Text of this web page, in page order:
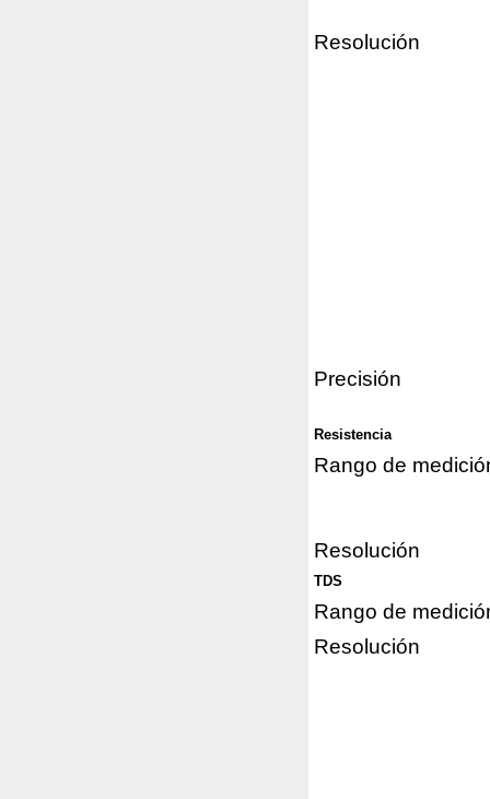
Resolución
Precisión
Resistencia
Rango de
Resolución
TDS
Rango de
Resolución